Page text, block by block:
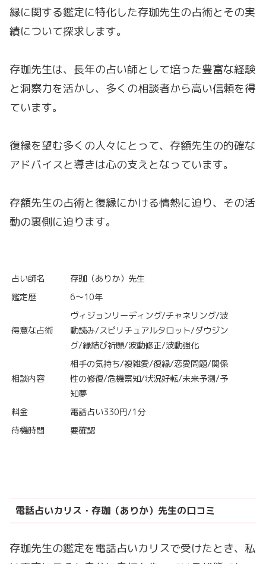
縁に関する鑑定に特化した存珈先生の占術とその実
績について探求します。
存珈先生は、長年の占い師として培った豊富な経験
と洞察力を活かし、多くの相談者から高い信頼を得
ています。
復縁を望む多くの人々にとって、存額先生の的確な
アドバイスと導きは心の支えとなっています。
存額先生の占術と復縁にかける情熱に迫り、その活
動の裏側に迫ります。
占い師名
存珈（ありか）先生
鑑定歴
6～10年
得意な占術
ヴィジョンリーディング/チャネリング/波
動読み/スピリチュアルタロット/ダウジン
グ/縁結び祈願/波動修正/波動強化
相談内容
相手の気持ち/複雑愛/復縁/恋愛問題/関係
性の修復/危機察知/状況好転/未来予測/予
知夢
料金
電話占い330円/1分
待機時間
要確認
電話占いカリス・存珈（ありか）先生の口コミ
存珈先生の鑑定を電話占いカリスで受けたとき、私